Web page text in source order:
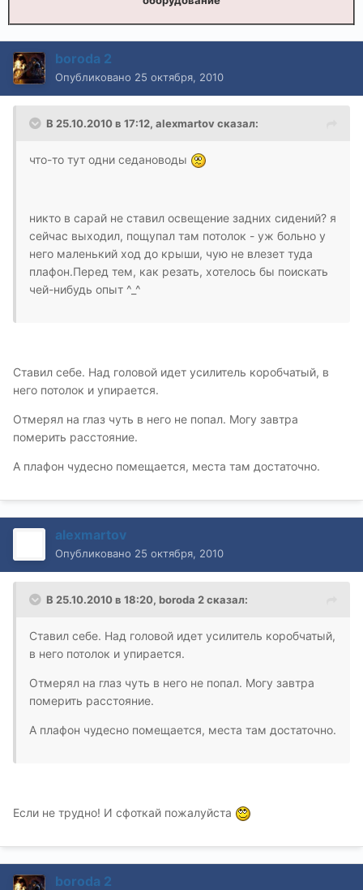
boroda 2
Опубликовано 25 октября, 2010
В 25.10.2010 в 17:12, alexmartov сказал:
что-то тут одни седановоды
никто в сарай не ставил освещение задних сидений? я
сейчас выходил, пощупал там потолок - уж больно у
него маленький ход до крыши, чую не влезет туда
плафон.Перед тем, как резать, хотелось бы поискать
чей-нибудь опыт ^_^
Ставил себе. Над головой идет усилитель коробчатый, в
него потолок и упирается.
Отмерял на глаз чуть в него не попал. Могу завтра
померить расстояние.
А плафон чудесно помещается, места там достаточно.
alexmartov
Опубликовано 25 октября, 2010
В 25.10.2010 в 18:20, boroda 2 сказал:
Ставил себе. Над головой идет усилитель коробчатый,
в него потолок и упирается.
Отмерял на глаз чуть в него не попал. Могу завтра
померить расстояние.
А плафон чудесно помещается, места там достаточно.
Если не трудно! И сфоткай пожалуйста
boroda 2